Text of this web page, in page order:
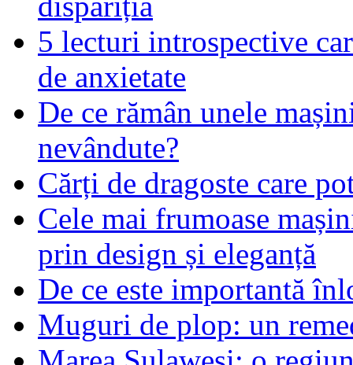
5 lecturi introspective
de anxietate
De ce rămân unele
nevândute?
Cărți de dragoste care
Cele mai frumoase
prin design și eleganță
De ce este importantă
Muguri de plop: un